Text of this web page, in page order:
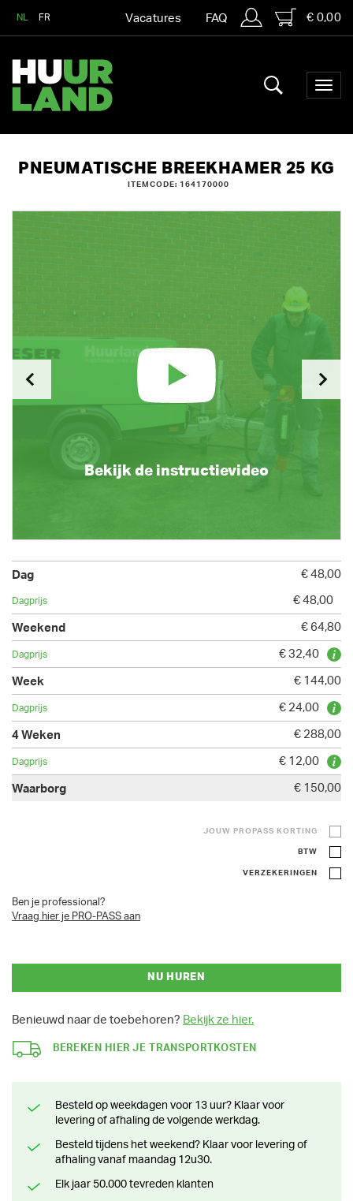
NL FR Vacatures FAQ € 0,00
PNEUMATISCHE BREEKHAMER 25 KG
ITEMCODE: 164170000
Bekijk de instructievideo
€ 48,00
€ 48,00
€ 64,80
€ 32,40
€ 144,00
€ 24,00
€ 288,00
€ 12,00
€ 150,00
JOUW PROPASS KORTING
BTW
VERZEKERINGEN
Ben je professional?
Vraag hier je PRO-PASS aan
NU HUREN
Benieuwd naar de toebehoren? Bekijk ze hier.
BEREKEN HIER JE TRANSPORTKOSTEN
Besteld op weekdagen voor 13 uur? Klaar voor
levering of afhaling de volgende werkdag.
Besteld tijdens het weekend? Klaar voor levering of
afhaling vanaf maandag 12u30.
Elk jaar 50.000 tevreden klanten